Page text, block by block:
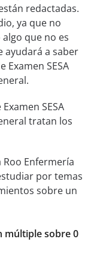
redactadas.
ya que no
que no es
ayudará a saber
Examen SESA
SESA
tratan los
Roo Enfermería
por temas
sobre un
múltiple sobre 0